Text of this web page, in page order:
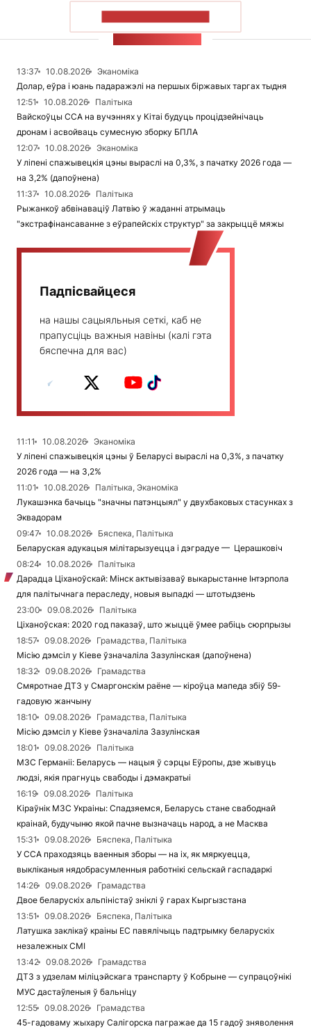
13:37 10.08.2026
Эканоміка
Долар, еўра і юань падаражэлі на першых біржавых таргах тыдня
12:51
10.08.2026
Палітыка
Вайскоўцы ССА на вучэннях у Кітаі будуць процідзейнічаць
дронам і асвойваць сумесную зборку БПЛА
12:07
10.08.2026
Эканоміка
У ліпені спажывецкія цэны выраслі на 0,3%, з пачатку 2026 года —
на 3,2% (дапоўнена)
11:37
10.08.2026
Палітыка
Рыжанкоў абвінаваціў Латвію ў жаданні атрымаць
"экстрафінансаванне з еўрапейскіх структур" за закрыццё мяжы
Падпісвайцеся
на нашы сацыяльныя сеткі, каб не
прапусціць важныя навіны (калі гэта
бяспечна для вас)
11:11 10.08.2026
Эканоміка
У ліпені спажывецкія цэны ў Беларусі выраслі на 0,3%, з пачатку
2026 года — на 3,2%
11:01
10.08.2026
Палітыка, Эканоміка
Лукашэнка бачыць "значны патэнцыял" у двухбаковых стасунках з
Эквадорам
09:47
10.08.2026
Бяспека, Палітыка
Беларуская адукацыя мілітарызуецца і дэградуе — Церашковіч
08:24
10.08.2026
Палітыка
Дарадца Ціханоўскай: Мінск актывізаваў выкарыстанне Інтэрпола
для палітычнага пераследу, новыя выпадкі — штотыдзень
23:00
09.08.2026
Палітыка
Ціханоўская: 2020 год паказаў, што жыццё ўмее рабіць сюрпрызы
18:57
09.08.2026
Грамадства, Палітыка
Місію дэмсіл у Кіеве ўзначаліла Зазулінская (дапоўнена)
18:32
09.08.2026
Грамадства
Смяротнае ДТЗ у Смаргонскім раёне — кіроўца мапеда збіў 59-
гадовую жанчыну
18:10
09.08.2026
Грамадства, Палітыка
Місію дэмсіл у Кіеве ўзначаліла Зазулінская
18:01
09.08.2026
Палітыка
МЗС Германіі: Беларусь — нацыя ў сэрцы Еўропы, дзе жывуць
людзі, якія прагнуць свабоды і дэмакратыі
16:19
09.08.2026
Палітыка
Кіраўнік МЗС Украіны: Спадзяемся, Беларусь стане свабоднай
краінай, будучыню якой пачне вызначаць народ, а не Масква
15:31
09.08.2026
Бяспека, Палітыка
У ССА праходзяць ваенныя зборы — на іх, як мяркуецца,
выкліканыя нядобрасумленныя работнікі сельскай гаспадаркі
14:26
09.08.2026
Грамадства
Двое беларускіх альпіністаў зніклі ў гарах Кыргызстана
13:51
09.08.2026
Бяспека, Палітыка
Латушка заклікаў краіны ЕС павялічыць падтрымку беларускіх
незалежных СМІ
13:42
09.08.2026
Грамадства
ДТЗ з удзелам міліцэйскага транспарту ў Кобрыне — супрацоўнікі
МУС дастаўленыя ў бальніцу
12:55
09.08.2026
Грамадства
45-гадоваму жыхару Салігорска пагражае да 15 гадоў зняволення